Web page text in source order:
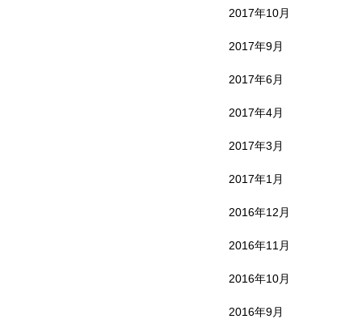
2017年10月
2017年9月
2017年6月
2017年4月
2017年3月
2017年1月
2016年12月
2016年11月
2016年10月
2016年9月